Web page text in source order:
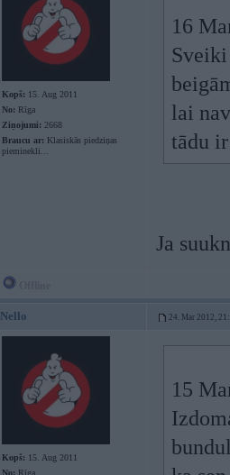
Kopš: 15. Aug 2011
No: Rīga
Ziņojumi: 2668
Braucu ar: Klasiskās piedziņas
pieminekli...
16
lai
tādu
Ja
Nello 24. Mar 2012,
Kopš: 15. Aug 2011
No: Rīga
15